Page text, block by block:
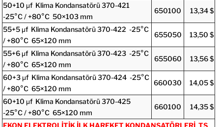
50+10 μf Klima Kondansatörü 370-421
-25°C / +80°C 50×103 mm
650100 13,34 $
55+5 μf Klima Kondansatörü 370-422 -25°C
/ +80°C 65×120 mm
655050 13,50 $
55+6 μf Klima Kondansatörü 370-423 -25°C
/ +80°C 65×120 mm
655060 13,56 $
60+3 μf Klima Kondansatörü 370-424 -25°C
/ +80°C 65×120 mm
660030 14,05 $
60+10 μf Klima Kondansatörü 370-425
-25°C / +80°C 65×120 mm
660100 14,35 $
EKON ELEKTROLİTİK İLK HAREKET KONDANSATÖRLERİ TS